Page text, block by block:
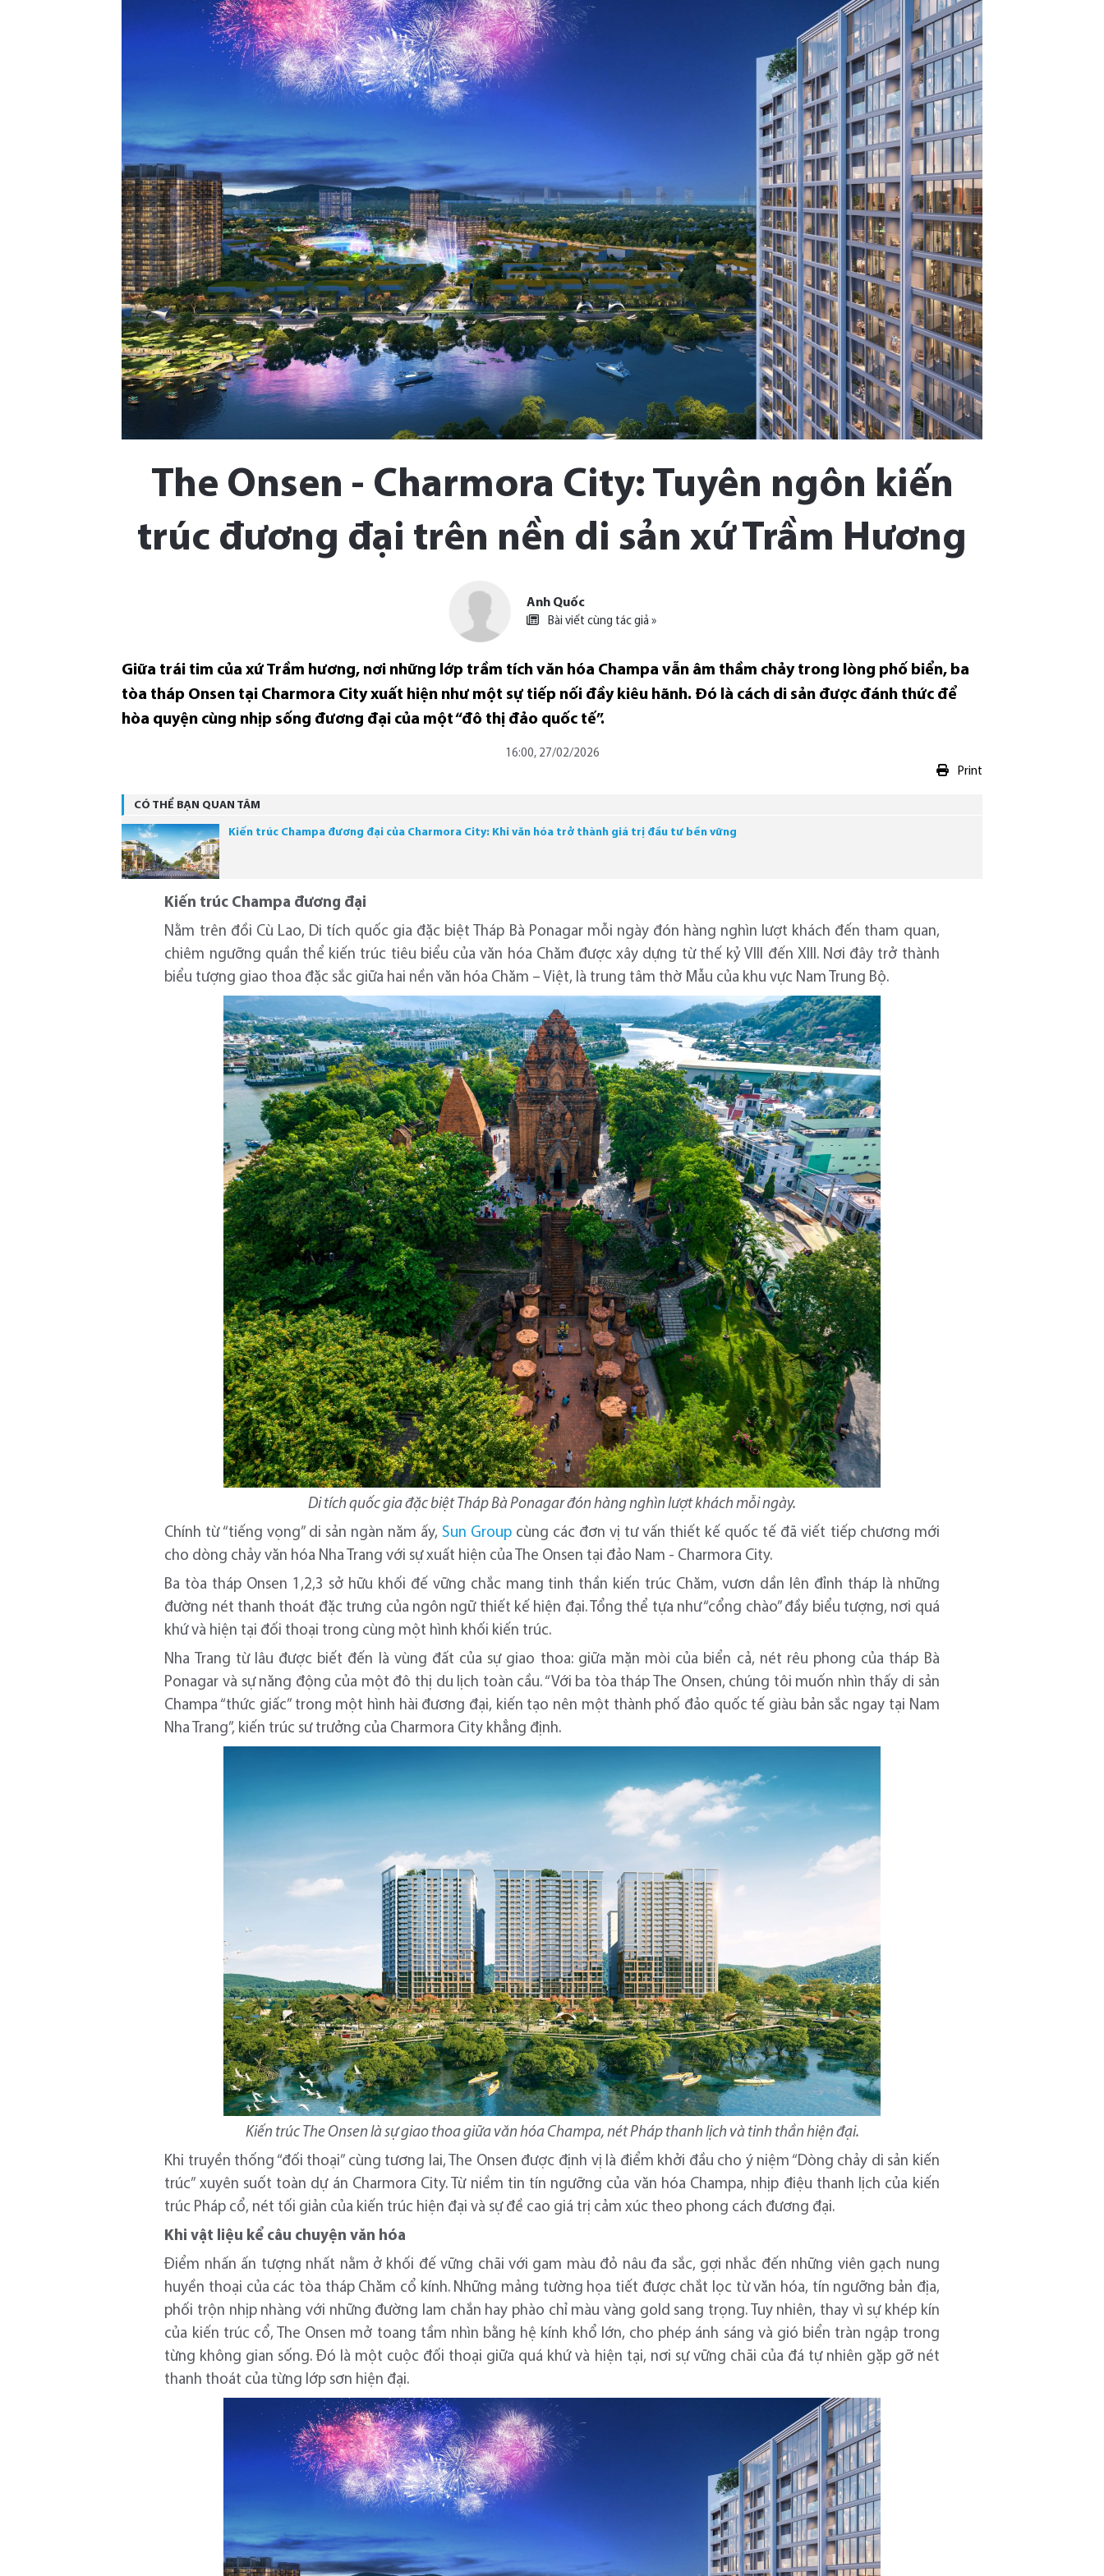
The Onsen - Charmora City: Tuyên ngôn kiến
trúc đương đại trên nền di sản xứ Trầm Hương
Anh Quốc
Bài viết cùng tác giả »
Giữa trái tim của xứ Trầm hương, nơi những lớp trầm tích văn hóa Champa vẫn âm thầm chảy trong lòng phố biển, ba
tòa tháp Onsen tại Charmora City xuất hiện như một sự tiếp nối đầy kiêu hãnh. Đó là cách di sản được đánh thức để
hòa quyện cùng nhịp sống đương đại của một “đô thị đảo quốc tế”.
16:00, 27/02/2026
Print
CÓ THỂ BẠN QUAN TÂM
Kiến trúc Champa đương đại của Charmora City: Khi văn hóa trở thành giá trị đầu tư bền vững
Kiến trúc Champa đương đại
Nằm trên đồi Cù Lao, Di tích quốc gia đặc biệt Tháp Bà Ponagar mỗi ngày đón hàng nghìn lượt khách đến tham quan,
chiêm ngưỡng quần thể kiến trúc tiêu biểu của văn hóa Chăm được xây dựng từ thế kỷ VIII đến XIII. Nơi đây trở thành
biểu tượng giao thoa đặc sắc giữa hai nền văn hóa Chăm – Việt, là trung tâm thờ Mẫu của khu vực Nam Trung Bộ.
Di tích quốc gia đặc biệt Tháp Bà Ponagar đón hàng nghìn lượt khách mỗi ngày.
Chính từ “tiếng vọng” di sản ngàn năm ấy, Sun Groupcùng các đơn vị tư vấn thiết kế quốc tế đã viết tiếp chương mới
cho dòng chảy văn hóa Nha Trang với sự xuất hiện của The Onsen tại đảo Nam - Charmora City.
Ba tòa tháp Onsen 1,2,3 sở hữu khối đế vững chắc mang tinh thần kiến trúc Chăm, vươn dần lên đỉnh tháp là những
đường nét thanh thoát đặc trưng của ngôn ngữ thiết kế hiện đại. Tổng thể tựa như “cổng chào” đầy biểu tượng, nơi quá
khứ và hiện tại đối thoại trong cùng một hình khối kiến trúc.
Nha Trang từ lâu được biết đến là vùng đất của sự giao thoa: giữa mặn mòi của biển cả, nét rêu phong của tháp Bà
Ponagar và sự năng động của một đô thị du lịch toàn cầu. “Với ba tòa tháp The Onsen, chúng tôi muốn nhìn thấy di sản
Champa “thức giấc” trong một hình hài đương đại, kiến tạo nên một thành phố đảo quốc tế giàu bản sắc ngay tại Nam
Nha Trang”, kiến trúc sư trưởng của Charmora City khẳng định.
Kiến trúc The Onsen là sự giao thoa giữa văn hóa Champa, nét Pháp thanh lịch và tinh thần hiện đại.
Khi truyền thống “đối thoại” cùng tương lai, The Onsen được định vị là điểm khởi đầu cho ý niệm “Dòng chảy di sản kiến
trúc” xuyên suốt toàn dự án Charmora City. Từ niềm tin tín ngưỡng của văn hóa Champa, nhịp điệu thanh lịch của kiến
trúc Pháp cổ, nét tối giản của kiến trúc hiện đại và sự đề cao giá trị cảm xúc theo phong cách đương đại.
Khi vật liệu kể câu chuyện văn hóa
Điểm nhấn ấn tượng nhất nằm ở khối đế vững chãi với gam màu đỏ nâu đa sắc, gợi nhắc đến những viên gạch nung
huyền thoại của các tòa tháp Chăm cổ kính. Những mảng tường họa tiết được chắt lọc từ văn hóa, tín ngưỡng bản địa,
phối trộn nhịp nhàng với những đường lam chắn hay phào chỉ màu vàng gold sang trọng. Tuy nhiên, thay vì sự khép kín
của kiến trúc cổ, The Onsen mở toang tầm nhìn bằng hệ kính khổ lớn, cho phép ánh sáng và gió biển tràn ngập trong
từng không gian sống. Đó là một cuộc đối thoại giữa quá khứ và hiện tại, nơi sự vững chãi của đá tự nhiên gặp gỡ nét
thanh thoát của từng lớp sơn hiện đại.